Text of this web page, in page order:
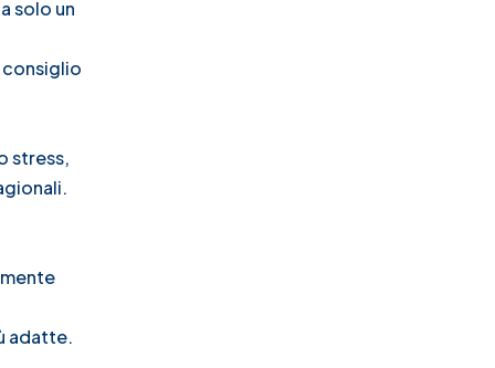
solo un
consiglio
stress,
adatte.